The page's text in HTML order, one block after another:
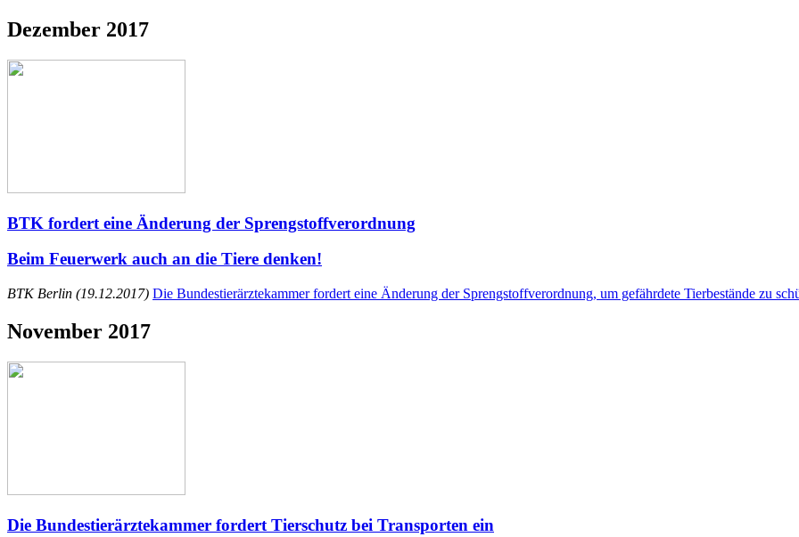
Dezember 2017
BTK fordert eine Änderung der Sprengstoffverordnung
Beim Feuerwerk auch an die Tiere denken!
BTK Berlin (19.12.2017) Die Bundestierärztekammer fordert eine Änderung der Sprengstoffverordnung, um gefährdete Tierbestände zu
November 2017
Die Bundestierärztekammer fordert Tierschutz bei Transporten ein